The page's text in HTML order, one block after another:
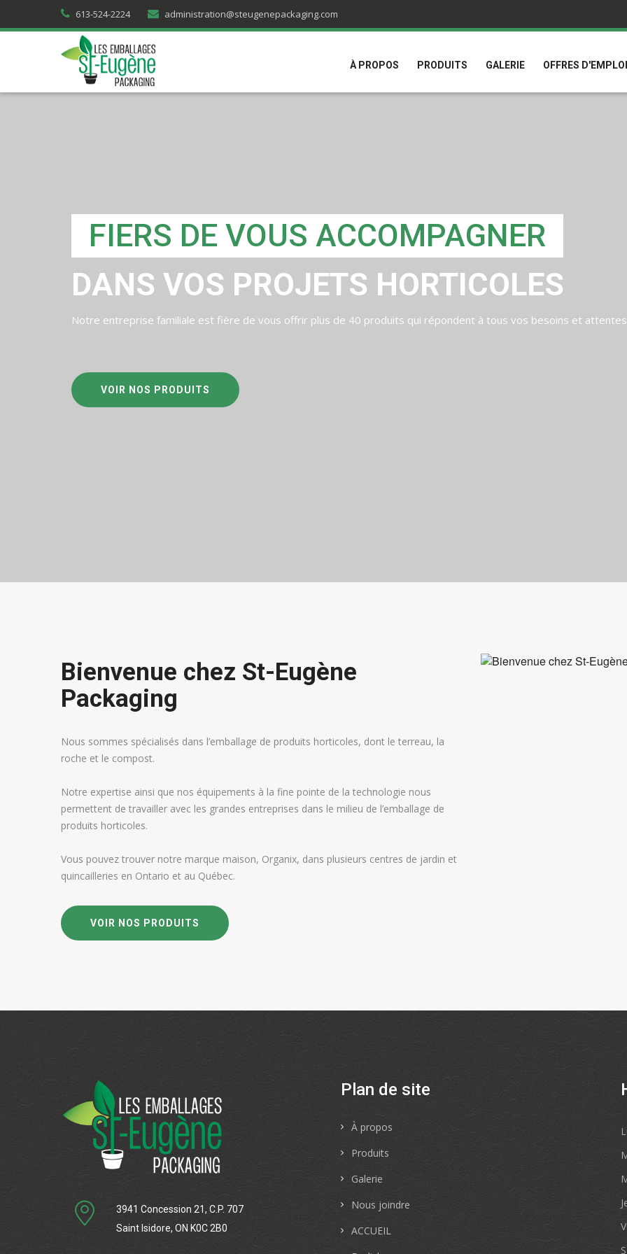
613-524-2224 administration@steugenepackaging.com
À PROPOS PRODUITS GALERIE OFFRES
FIERS DE VOUS ACCOMPAGNER
DANS VOS PROJETS HORTICOLES
Notre entreprise familiale est fière de vous offrir plus de 40 produits qui répondent à tous vos besoins et
VOIR NOS PRODUITS
Bienvenue chez St-Eugène
Packaging
Nous sommes spécialisés dans l’emballage de produits horticoles, dont le terreau, la
roche et le compost.
Notre expertise ainsi que nos équipements à la fine pointe de la technologie nous
permettent de travailler avec les grandes entreprises dans le milieu de l’emballage de
produits horticoles.
Vous pouvez trouver notre marque maison, Organix, dans plusieurs centres de jardin et
quincailleries en Ontario et au Québec.
VOIR NOS PRODUITS
3941 Concession 21, C.P. 707
Saint Isidore, ON K0C 2B0
Plan de site
À propos
Produits
Galerie
Nous joindre
ACCUEIL